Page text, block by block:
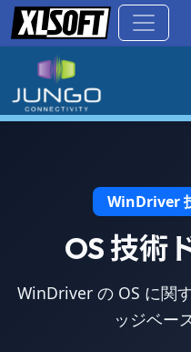
WinDriver
OS 技術
WinDriver の OS に関
ッジベー